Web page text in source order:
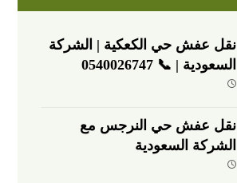
نقل عفش حي الكعكية | الشركة
السعودية | 📞 0540026747
نقل عفش حي النرجس مع
الشركة السعودية